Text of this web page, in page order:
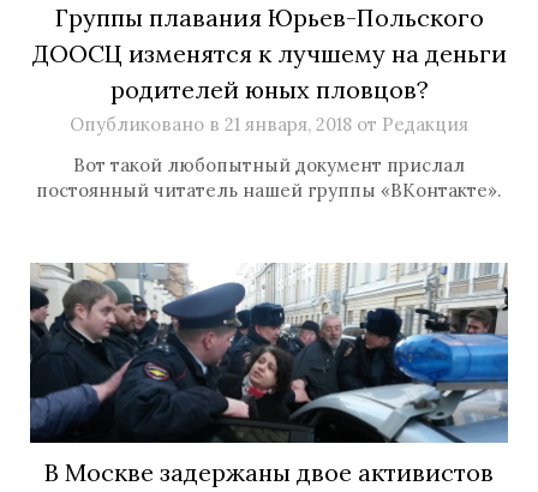
Группы плавания Юрьев-Польского
ДООСЦ изменятся к лучшему на деньги
родителей юных пловцов?
Опубликовано в 21 января, 2018 от Редакция
Вот такой любопытный документ прислал
постоянный читатель нашей группы «ВКонтакте».
В Москве задержаны двое активистов